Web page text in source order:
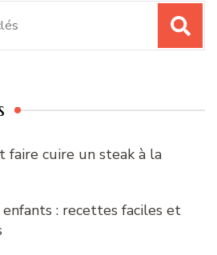
faire cuire un steak à la
enfants : recettes faciles et